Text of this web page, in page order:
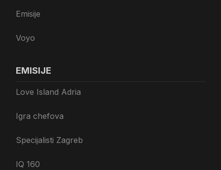
Emisije
Voyo
EMISIJE
Love Island Adria
Igra chefova
Specijalisti Zagreb
IQ 160